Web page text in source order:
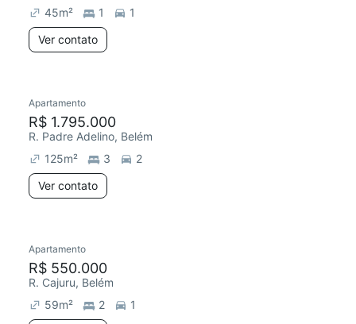
45m² 1
1
Ver contato
Redecorar
Apartamento
R$ 1.795.000
R. Padre Adelino, Belém
125m² 3
2
Ver contato
Chegou este mês
Apartamento
R$ 550.000
R. Cajuru, Belém
59m² 2
1